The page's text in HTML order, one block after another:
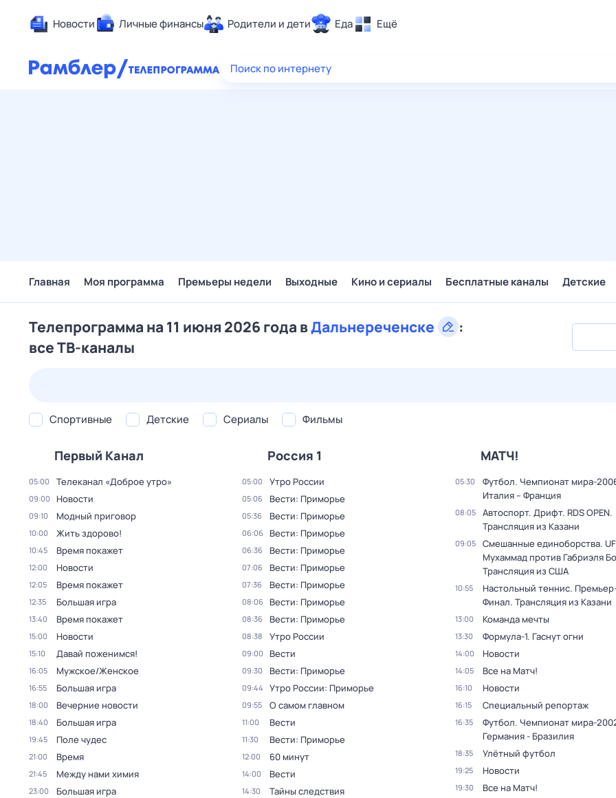
Новости Личные финансы Родители и дети Еда Ещё
Здоровье
Поиск по интернету
Главная Моя программа Премьеры недели Выходные Кино и сериалы Бесплатные каналы Детские
Телепрограмма на 11 июня 2026 года вДальнереченске
:
все ТВ-каналы
Спортивные Детские Сериалы Фильмы
Первый Канал
05:00 Телеканал «Доброе утро»
09:00 Новости
09:10 Модный приговор
10:00 Жить здорово!
10:45 Время покажет
12:00 Новости
12:05 Время покажет
12:35 Большая игра
13:40 Время покажет
15:00 Новости
15:10 Давай поженимся!
16:05 Мужское/Женское
16:55 Большая игра
18:00 Вечерние новости
18:40 Большая игра
19:45 Поле чудес
21:00 Время
21:45 Между нами химия
23:00 Большая игра
Россия 1
05:00 Утро России
05:06 Вести: Приморье
05:36 Вести: Приморье
06:06 Вести: Приморье
06:36 Вести: Приморье
07:06 Вести: Приморье
07:36 Вести: Приморье
08:06 Вести: Приморье
08:36 Вести: Приморье
08:38 Утро России
09:00 Вести
09:30 Вести: Приморье
09:44 Утро России: Приморье
09:55 О самом главном
11:00 Вести
11:30 Вести: Приморье
12:00 60 минут
14:00 Вести
14:30 Тайны следствия
МАТЧ!
05:30
Футбол. Чемпионат мира-
Италия – Франция
08:05
Автоспорт. Дрифт. RDS OPEN.
Трансляция из Казани
09:05
Смешанные единоборства.
Мухаммад против Габриэля
Трансляция из США
10:55
Настольный теннис.
Финал. Трансляция из Казани
13:00 Команда мечты
13:30 Формула-1. Гаснут огни
14:00 Новости
14:05 Все на Матч!
16:10 Новости
16:15 Специальный репортаж
16:35
Футбол. Чемпионат мира-
Германия - Бразилия
18:35 Улётный футбол
19:25 Новости
19:30 Все на Матч!